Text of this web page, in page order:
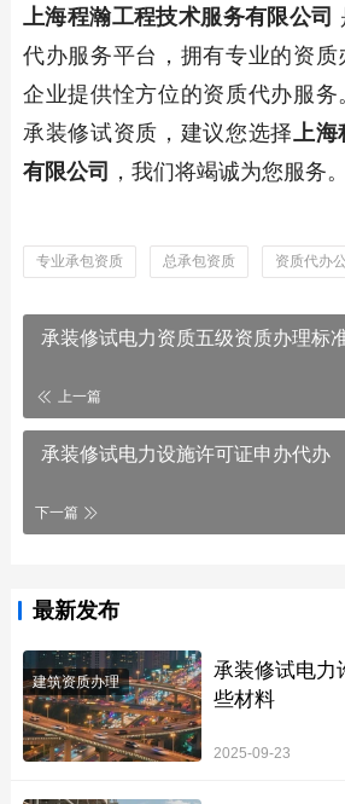
上海程瀚工程技术服务有限公司
代办服务平台，拥有专业的资质
企业提供恮方位的资质代办服务
承装修试资质，建议您选择 上
有限公司 ，我们将竭诚为您服务。
专业承包资质 总承包资质 资质代办
承装修试电力资质五级资质办理标
上一篇
承装修试电力设施许可证申办代办
下一篇
最新发布
建筑资质办理
承装修试电力
些材料
2025-09-23